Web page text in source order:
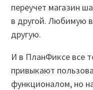
переучет магазин
в другой. Любимую
другую.
И в ПланФиксе все
привыкают
функционалом, но